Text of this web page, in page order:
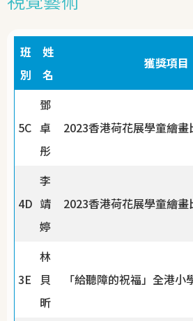
班
別
姓
名
獲獎項目
5C
鄧
卓
彤
2023香港荷花展學童繪畫
4D
李
靖
婷
2023香港荷花展學童繪畫
3E
林
貝
昕
「給聽障的祝福」全港小